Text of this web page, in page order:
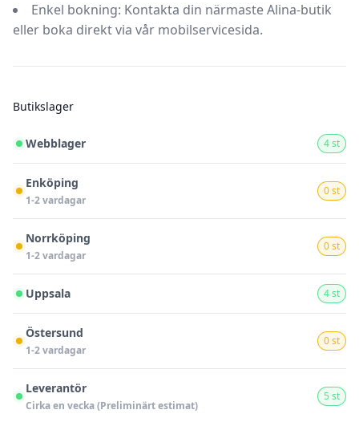
Enkel bokning: Kontakta din närmaste Alina-butik
eller boka direkt via vår mobilservicesida.
Butikslager
Webblager 4 st
Enköping
1-2 vardagar
0 st
Norrköping
1-2 vardagar
0 st
Uppsala 4 st
Östersund
1-2 vardagar
0 st
Leverantör
Cirka en vecka (Preliminärt estimat)
5 st